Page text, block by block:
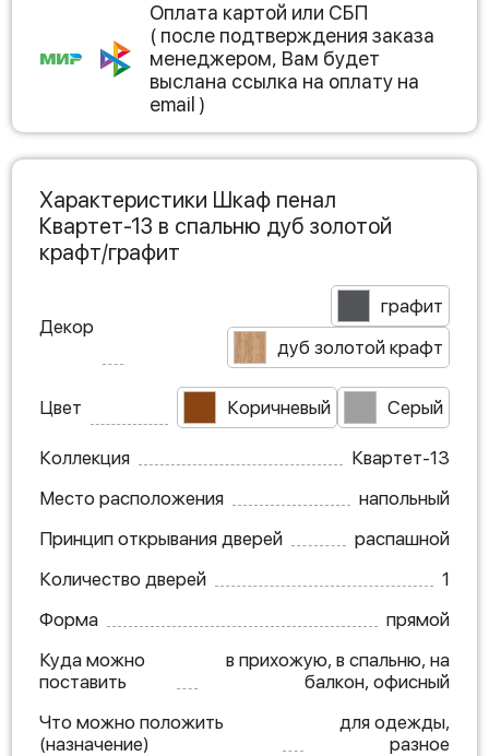
Оплата картой или СБП
( после подтверждения заказа
менеджером, Вам будет
выслана ссылка на оплату на
email )
Характеристики Шкаф пенал
Квартет-13 в спальню дуб золотой
крафт/графит
Декор
графит
дуб золотой крафт
Цвет Коричневый Серый
Коллекция
Квартет-13
Место расположения
напольный
Принцип открывания дверей
распашной
Количество дверей
1
Форма
прямой
Куда можно
поставить
в прихожую, в спальню, на
балкон, офисный
Что можно положить
(назначение)
для одежды,
разное